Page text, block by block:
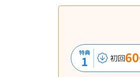
特典
1 初回60